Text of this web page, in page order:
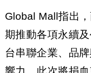
Global Mall指出
期推動各項永續
台串聯企業、品